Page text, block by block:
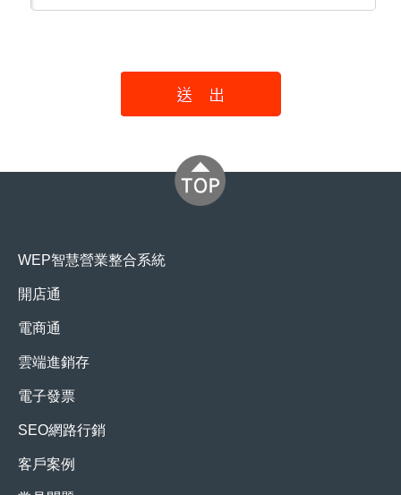
WEP智慧營業整合系統
開店通
電商通
雲端進銷存
電子發票
SEO網路行銷
客戶案例